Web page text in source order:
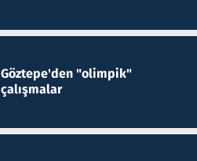
Göztepe'den "olimpik"
çalışmalar